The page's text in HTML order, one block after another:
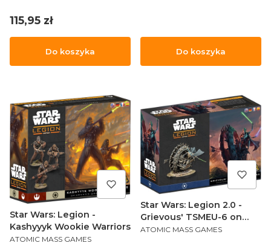
Cena
115,95 zł
Do koszyka Do koszyka
Star Wars: Legion -
Kashyyyk Wookie Warriors
PRODUCENT
ATOMIC MASS GAMES
Star Wars: Legion 2.0 -
Grievous' TSMEU-6 on
Wheel Bike
PRODUCENT
ATOMIC MASS GAMES